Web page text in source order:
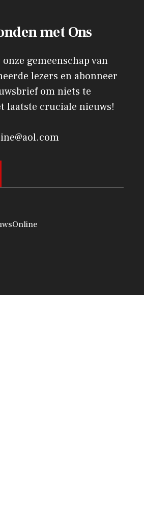
met Ons
gemeenschap van
lezers en abonneer
om niets te
laatste cruciale nieuws!